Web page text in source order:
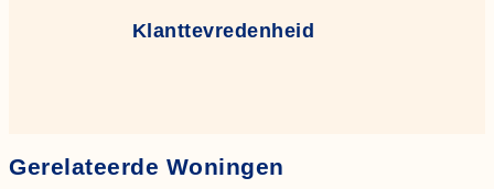
Klanttevredenheid
Gerelateerde Woningen